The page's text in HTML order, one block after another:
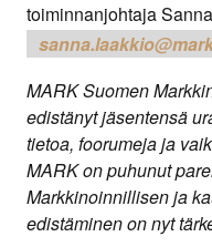
toiminnanjohtaja
MARK Suomen
edistänyt jäsentensä
tietoa, foorumeja ja
MARK on puhunut
Markkinoinnillisen ja
edistäminen on nyt